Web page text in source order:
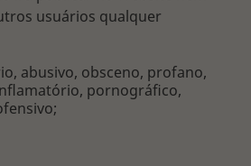
usuários qualquer
abusivo, obsceno, profano,
pornográfico,